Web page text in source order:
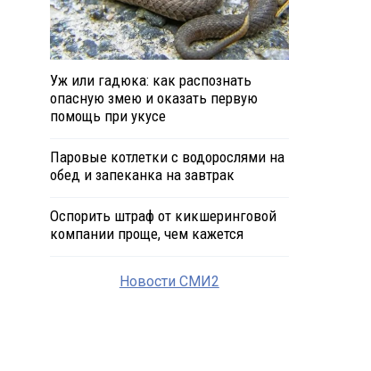
Уж или гадюка: как распознать
опасную змею и оказать первую
помощь при укусе
Паровые котлетки с водорослями на
обед и запеканка на завтрак
Оспорить штраф от кикшеринговой
компании проще, чем кажется
Новости СМИ2